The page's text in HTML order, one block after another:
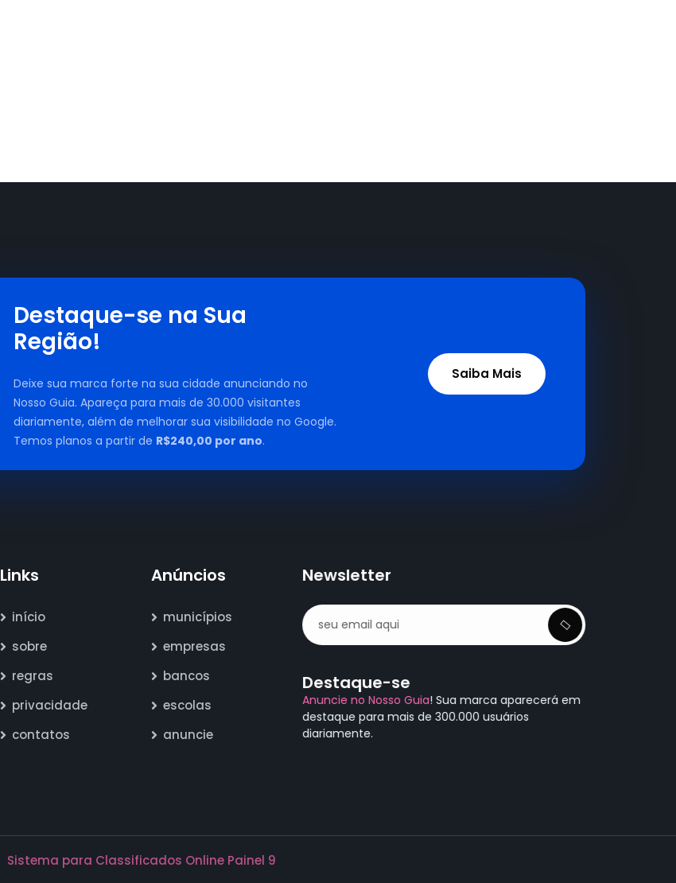
Destaque-se na Sua
Região!
Deixe sua marca forte na sua cidade anunciando no
Nosso Guia. Apareça para mais de 30.000 visitantes
diariamente, além de melhorar sua visibilidade no Google.
Temos planos a partir de R$240,00 por ano.
Saiba Mais
Links
início
sobre
regras
privacidade
contatos
Anúncios
municípios
empresas
bancos
escolas
anuncie
Newsletter
Destaque-se
Anuncie no Nosso Guia! Sua marca aparecerá em
destaque para mais de 300.000 usuários
diariamente.
Sistema para Classificados Online Painel 9